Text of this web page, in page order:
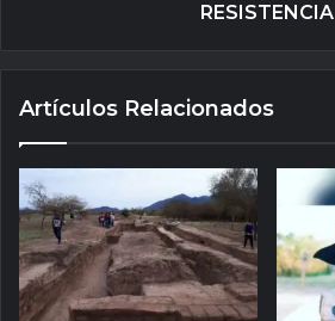
RESISTENCIA
Artículos Relacionados